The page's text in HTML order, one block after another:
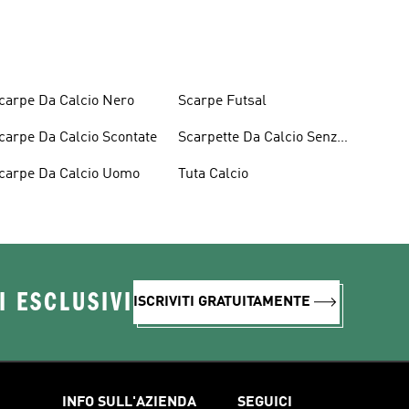
Da Calcio Nero
Da Calcio Scontate
Da Calcio Uomo
Scarpe Futsal
Scarpette Da Calcio Senza
Tuta Calcio
ESCLUSIVI ISCRIVITI GRATUITAMENTE
INFO SULL'AZIENDA SEGUICI